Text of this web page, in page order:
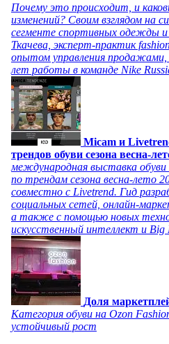
Почему это происходит, и
изменений? Своим взглядом на
сегменте спортивных одежды и
Ткачева, эксперт-практик
опытом управления
лет работы в команде Nike
Micam и
трендов обуви сезона весна-
международная выставка
по трендам сезона весна-лето
совместно с Livetrend. Гид
социальных сетей, онлайн-
а также с помощью новых
искусственный интеллект и Big
Доля
Категория обуви на Ozon
устойчивый рост